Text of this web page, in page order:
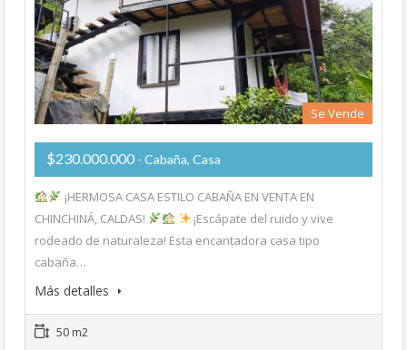
Se Vende
$230.000.000 - Cabaña, Casa
¡HERMOSA CASA ESTILO CABAÑA EN VENTA EN
CHINCHINÁ, CALDAS!
¡Escápate del ruido y vive
rodeado de naturaleza! Esta encantadora casa tipo
cabaña…
Más detalles
50 m2